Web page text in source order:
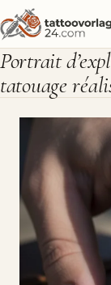
Portrait
tatouage